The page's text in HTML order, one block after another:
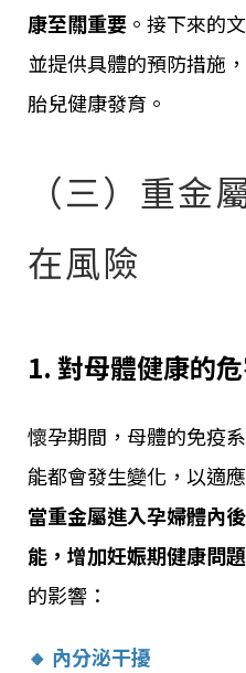
康至關重要 。接下來的
並提供具體的預防措施
胎兒健康發育。
（三）重金
在風險
1. 對母體健康的
懷孕期間，母體的免疫
能都會發生變化，以適
當重金屬進入孕婦體內
能，增加妊娠期健康問
的影響：
🔸 內分泌干擾